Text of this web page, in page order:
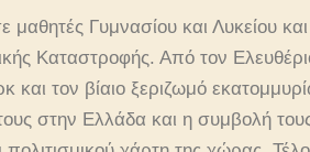
μαθητές Γυμνασίου και Λυκείου
Καταστροφής. Από τον
και τον βίαιο ξεριζωμό
στην Ελλάδα και η συμβολή